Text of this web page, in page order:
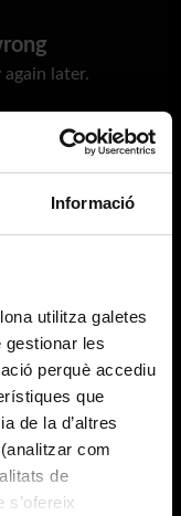
Informació
utilitza galetes
gestionar les
perquè accediu
que
de la d’altres
com
de
s’ofereix
later.